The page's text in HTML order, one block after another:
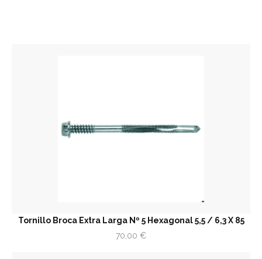
Tornillo Broca Extra Larga Nº 5 Hexagonal 5,5 / 6,3 X 85
70,00 €